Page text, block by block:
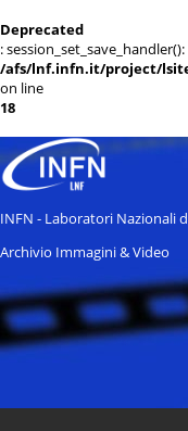
Deprecated
:
/afs/lnf.infn.it/project/
on line
18
INFN - Laboratori Nazionali
Archivio Immagini & Video